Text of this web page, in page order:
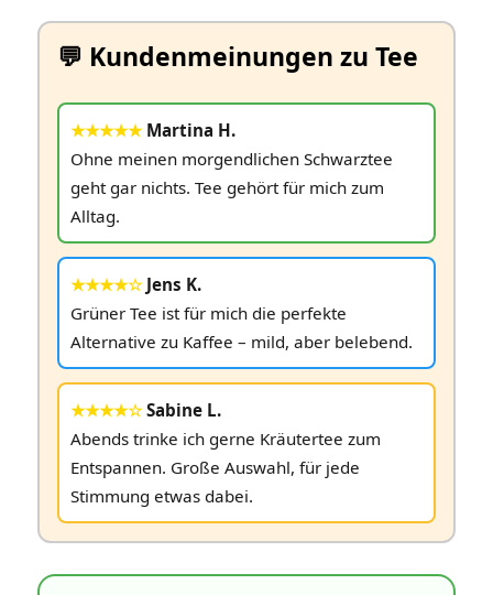
💬 Kundenmeinungen zu Tee
★★★★★Martina H.
Ohne meinen morgendlichen Schwarztee
geht gar nichts. Tee gehört für mich zum
Alltag.
★★★★☆Jens K.
Grüner Tee ist für mich die perfekte
Alternative zu Kaffee – mild, aber belebend.
★★★★☆Sabine L.
Abends trinke ich gerne Kräutertee zum
Entspannen. Große Auswahl, für jede
Stimmung etwas dabei.